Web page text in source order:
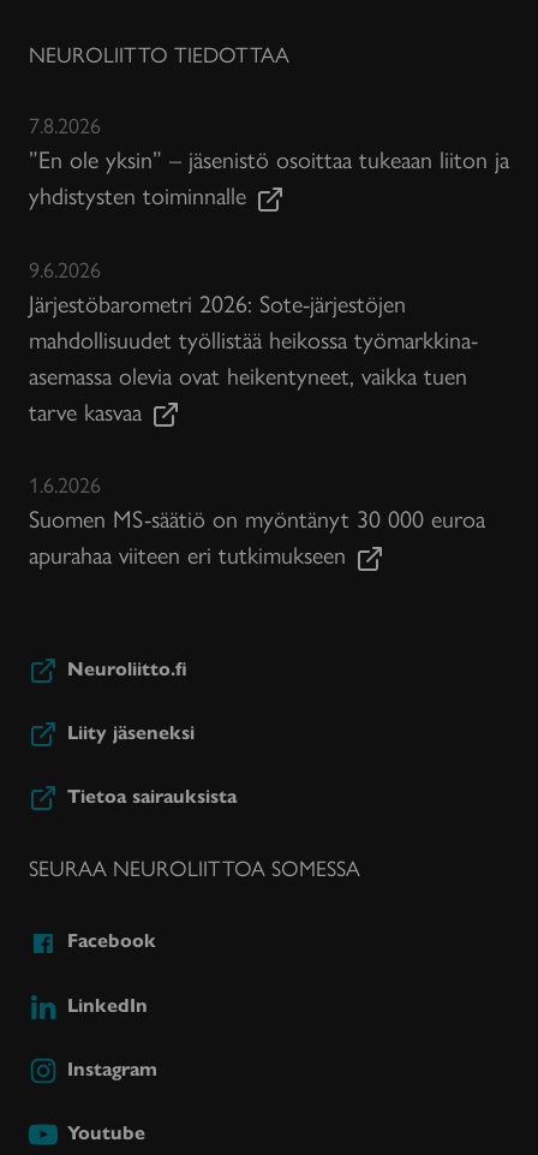
NEUROLIITTO TIEDOTTAA
7.8.2026
”En ole yksin” – jäsenistö osoittaa tukeaan liiton ja
yhdistysten toiminnalle
9.6.2026
Järjestöbarometri 2026: Sote-järjestöjen
mahdollisuudet työllistää heikossa työmarkkina-
asemassa olevia ovat heikentyneet, vaikka tuen
tarve kasvaa
1.6.2026
Suomen MS-säätiö on myöntänyt 30 000 euroa
apurahaa viiteen eri tutkimukseen
Neuroliitto.fi
Liity jäseneksi
Tietoa sairauksista
SEURAA NEUROLIITTOA SOMESSA
Facebook
LinkedIn
Instagram
Youtube